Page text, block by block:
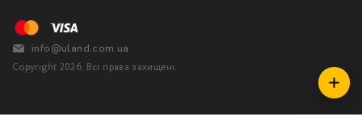
Copyright 2026. Всі права захищені.
info@uland.com.ua